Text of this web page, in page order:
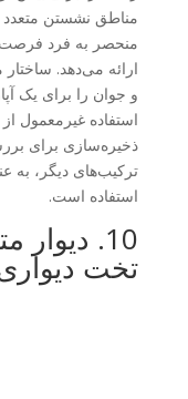
مناطق نشستن
منحصر به فرد
ارائه می‌دهد.
و جوان را برای یک
استفاده غیرمعمول
ذخیره‌سازی برای
ترکیب‌های دیگر، به
استفاده است.
10.
تخت